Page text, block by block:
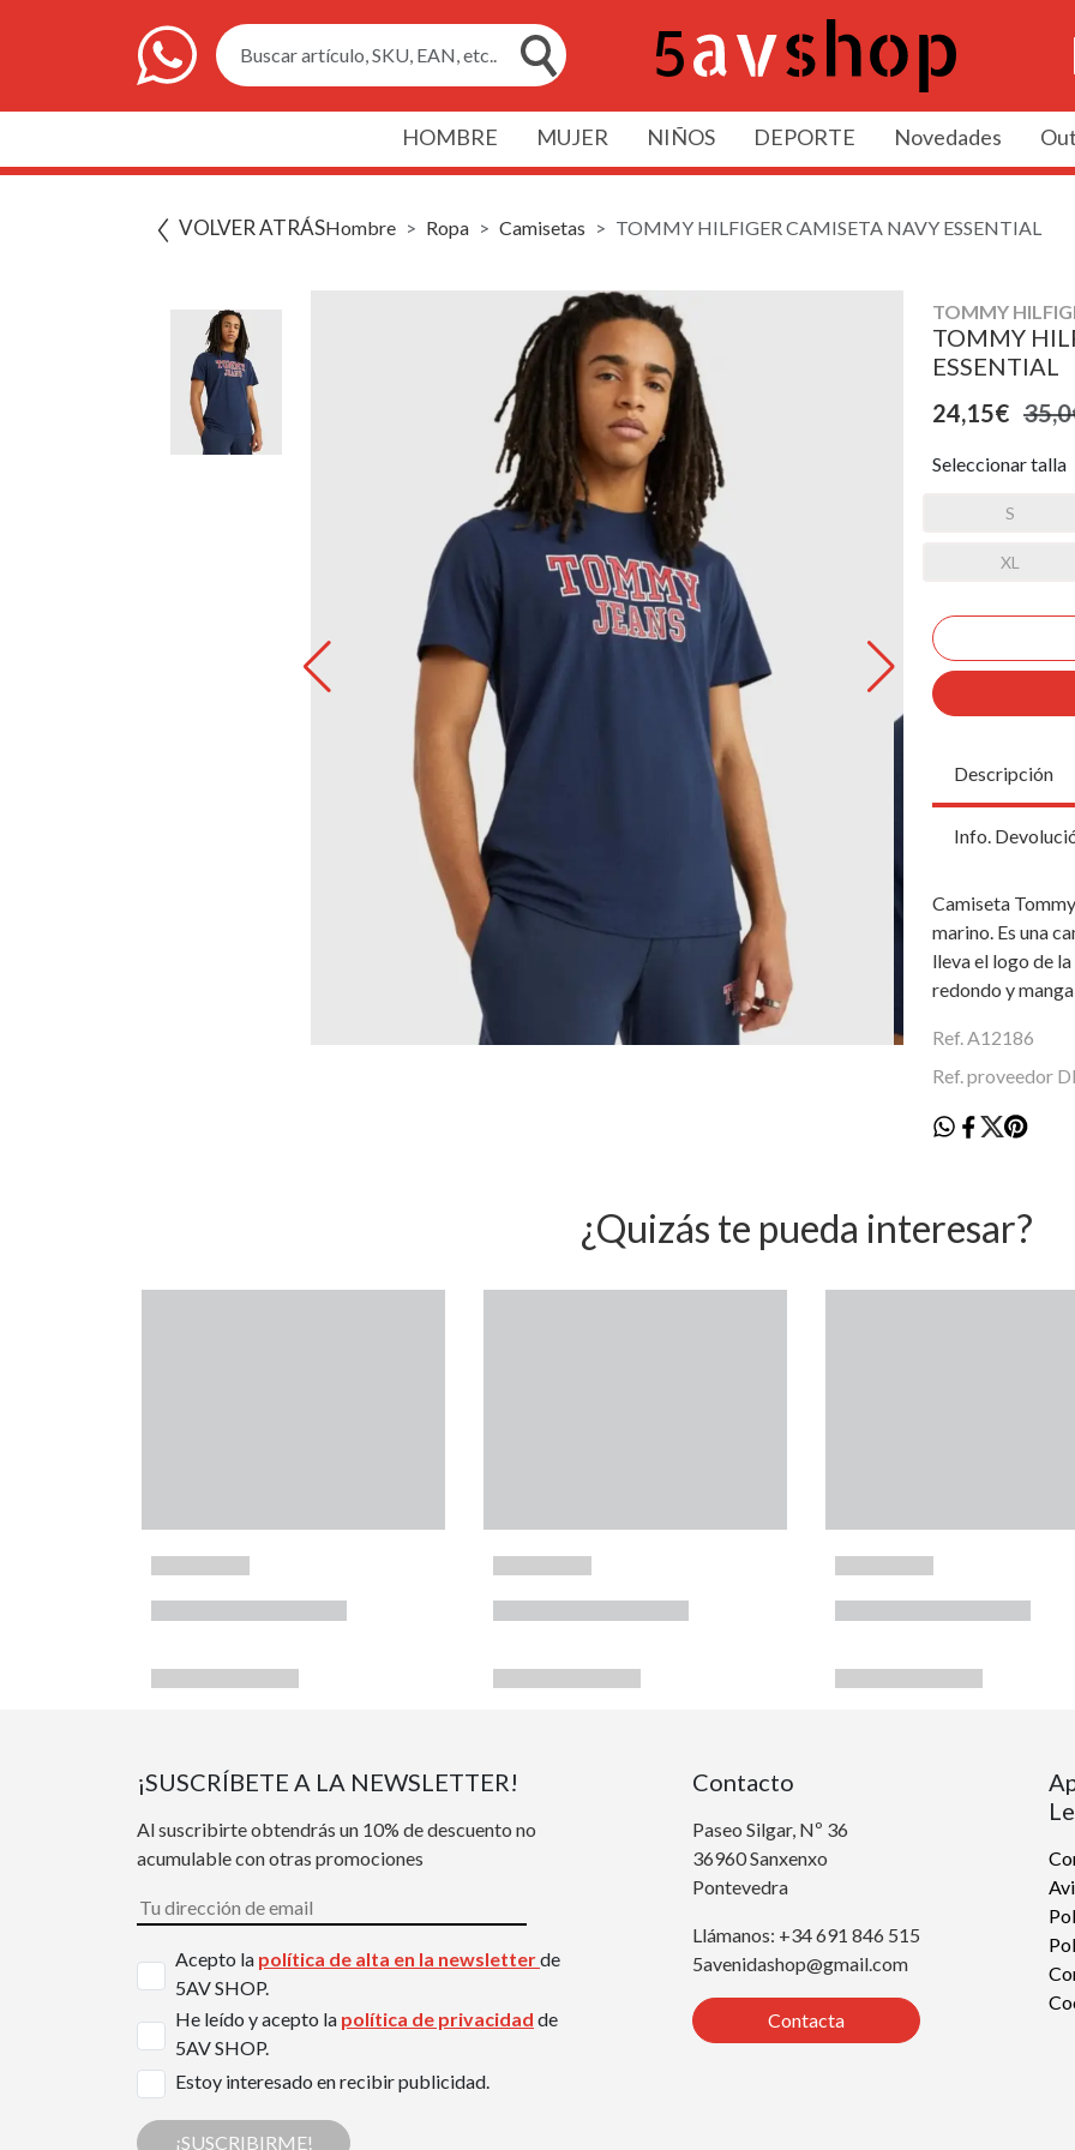
Buscar artículo, SKU, EAN, etc..
HOMBRE MUJER NIÑOS DEPORTE Novedades
VOLVER ATRÁSHombre Ropa Camisetas TOMMY HILFIGER CAMISETA NAVY ESSENTIAL
TOMMY
TOMMY
ESSENTIAL
24,15€
Seleccionar talla
S
XL
Descripción
Info.
Camiseta
marino. Es una
lleva el logo de
redondo y
Ref. A12186
Ref. proveedor
¿Quizás te pueda interesar?
¡SUSCRÍBETE A LA NEWSLETTER!
Al suscribirte obtendrás un 10% de descuento no
acumulable con otras promociones
Acepto la política de alta en la newsletterde
5AV SHOP.
He leído y acepto la política de privacidad de
5AV SHOP.
Estoy interesado en recibir publicidad.
¡SUSCRIBIRME!
Contacto
Paseo Silgar, Nº 36
36960 Sanxenxo
Pontevedra
Llámanos: +34 691 846 515
5avenidashop@gmail.com
Contacta